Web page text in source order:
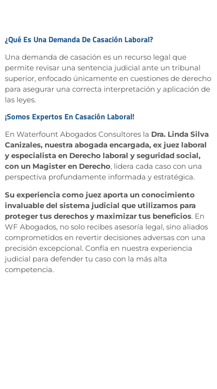
¿Qué Es Una Demanda De Casación Laboral?
Una demanda de casación es un recurso legal que
permite revisar una sentencia judicial ante un tribunal
superior, enfocado únicamente en cuestiones de derecho
para asegurar una correcta interpretación y aplicación de
las leyes.
¡Somos Expertos En Casación Laboral!
En Waterfount Abogados Consultores la Dra. Linda Silva
Canizales, nuestra abogada encargada, ex juez laboral
y especialista en Derecho laboral y seguridad social,
con un Magister en Derecho, lidera cada caso con una
perspectiva profundamente informada y estratégica.
Su experiencia como juez aporta un conocimiento
invaluable del sistema judicial que utilizamos para
proteger tus derechos y maximizar tus beneficios. En
WF Abogados, no solo recibes asesoría legal, sino aliados
comprometidos en revertir decisiones adversas con una
precisión excepcional. Confía en nuestra experiencia
judicial para defender tu caso con la más alta
competencia.